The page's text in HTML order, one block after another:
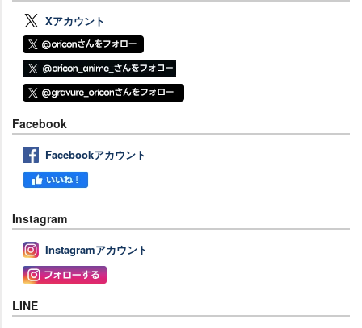
Xアカウント
Facebook
Facebookアカウント
Instagram
Instagramアカウント
LINE